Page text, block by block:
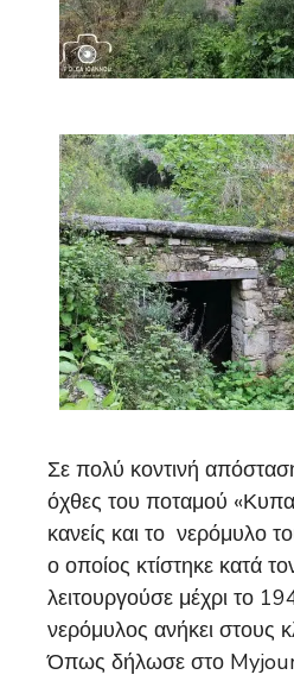
Σε πολύ κοντινή
όχθες του ποταμού
κανείς και το νερόμυλο
ο οποίος κτίστηκε κατά
λειτουργούσε μέχρι το
νερόμυλος ανήκει στους
Όπως δήλωσε στο